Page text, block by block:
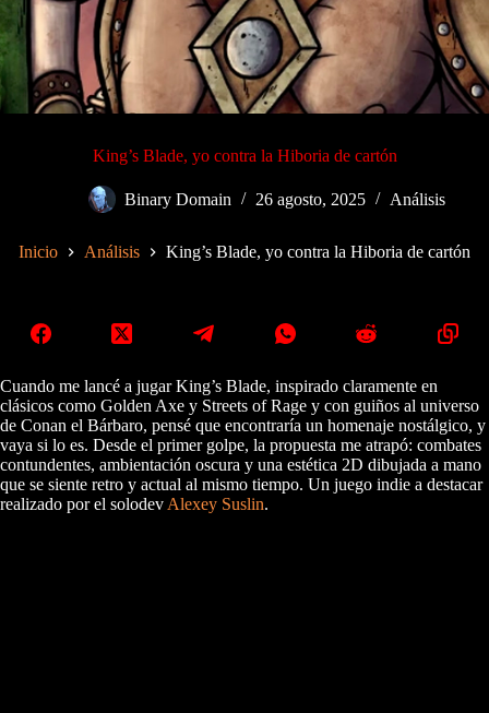
King’s Blade, yo contra la Hiboria de cartón
Binary Domain 26 agosto, 2025 Análisis
Inicio Análisis King’s Blade, yo contra la Hiboria de cartón
Cuando me lancé a jugar King’s Blade, inspirado claramente en
clásicos como Golden Axe y Streets of Rage y con guiños al universo
de Conan el Bárbaro, pensé que encontraría un homenaje nostálgico, y
vaya si lo es. Desde el primer golpe, la propuesta me atrapó: combates
contundentes, ambientación oscura y una estética 2D dibujada a mano
que se siente retro y actual al mismo tiempo. Un juego indie a destacar
realizado por el solodev Alexey Suslin.